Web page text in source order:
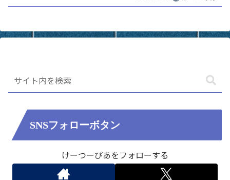
SNSフォローボタン
けーつーぴあをフォローする